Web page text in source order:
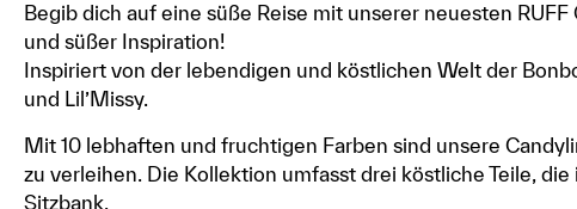
Begib dich auf eine süße Reise mit unserer neuesten
und süßer Inspiration!
Inspiriert von der lebendigen und köstlichen Welt der
und Lil’Missy.
Mit 10 lebhaften und fruchtigen Farben sind unsere
zu verleihen. Die Kollektion umfasst drei köstliche Teile,
Sitzbank.